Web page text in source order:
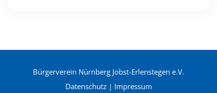
Bürgerverein Nürnberg Jobst-Erlenstegen e.V.
Datenschutz| Impressum